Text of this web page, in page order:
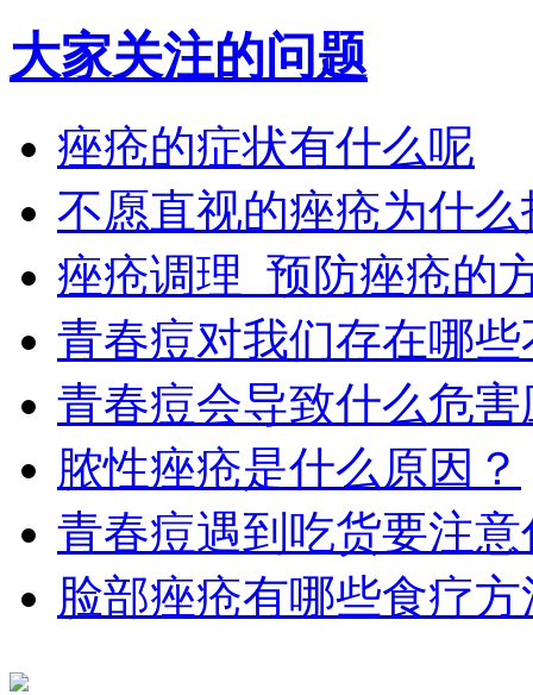
大家关注的问题
痤疮的症状有什么呢
不愿直视的痤疮为什
痤疮调理_预防痤疮的
青春痘对我们存在哪
青春痘会导致什么危
脓性痤疮是什么原因？
青春痘遇到吃货要注意
脸部痤疮有哪些食疗